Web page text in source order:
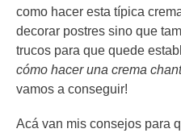
como hacer esta típica
decorar postres sino que
trucos para que quede
cómo hacer una crema
vamos a conseguir!
Acá van mis consejos para